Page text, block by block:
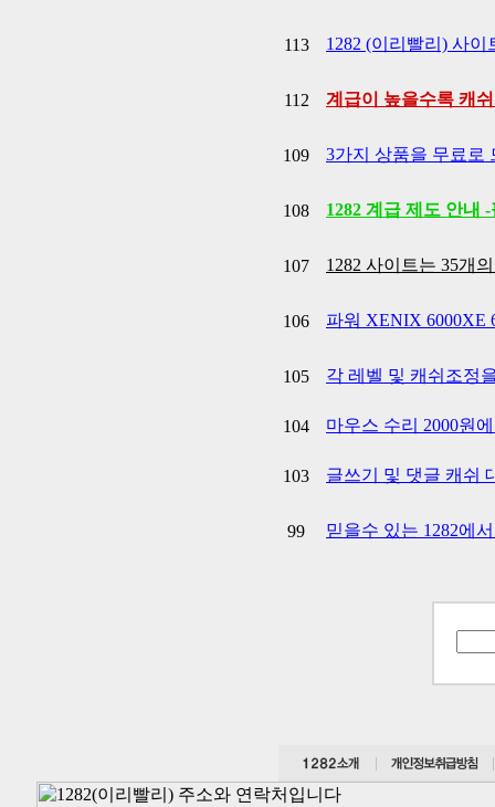
113 1282 (이리빨리) 사
112 계급이 높을수록 캐
109 3가지 상품을 무료로
108 1282 계급 제도 안내
107 1282 사이트는 35개
106 파워 XENIX 6000XE
105 각 레벨 및 캐쉬조정
104 마우스 수리 2000원
103 글쓰기 및 댓글 캐쉬
99 믿을수 있는 1282에